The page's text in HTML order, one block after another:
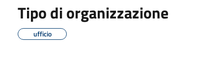
Tipo di organizzazione
ufficio